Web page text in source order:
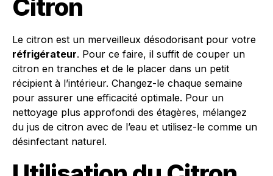
Citron
Le citron est un merveilleux désodorisant pour votre
réfrigérateur. Pour ce faire, il suffit de couper un
citron en tranches et de le placer dans un petit
récipient à l’intérieur. Changez-le chaque semaine
pour assurer une efficacité optimale. Pour un
nettoyage plus approfondi des étagères, mélangez
du jus de citron avec de l’eau et utilisez-le comme un
désinfectant naturel.